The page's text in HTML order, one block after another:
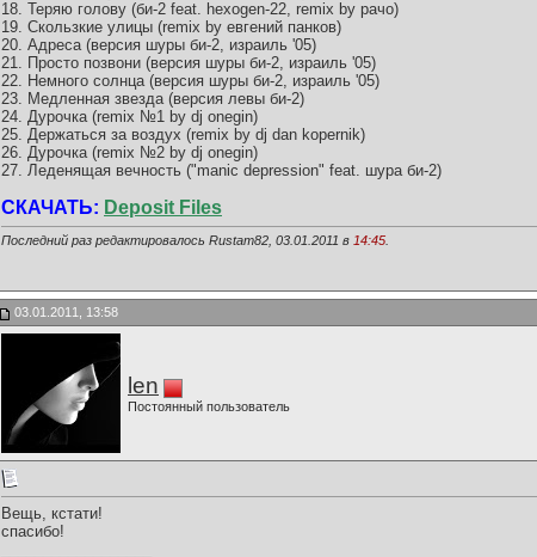
18. Теряю голову (би-2 feat. hexogen-22, remix by рачо)
19. Скользкие улицы (remix by евгений панков)
20. Адреса (версия шуры би-2, израиль '05)
21. Просто позвони (версия шуры би-2, израиль '05)
22. Немного солнца (версия шуры би-2, израиль '05)
23. Медленная звезда (версия левы би-2)
24. Дурочка (remix №1 by dj onegin)
25. Держаться за воздух (remix by dj dan kopernik)
26. Дурочка (remix №2 by dj onegin)
27. Леденящая вечность ("manic depression" feat. шура би-2)
СКАЧАТЬ: Deposit Files
Последний раз редактировалось Rustam82, 03.01.2011 в 14:45
03.01.2011, 13:58
len
Постоянный пользователь
Вещь, кстати!
спасибо!